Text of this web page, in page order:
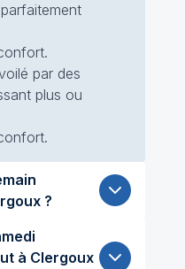
par des
plus ou
?